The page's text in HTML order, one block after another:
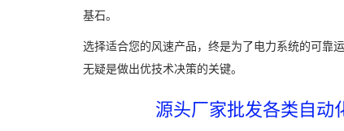
基石。
选择适合您的风速产品，终是为了电力系统的可靠
无疑是做出优技术决策的关键。
源头厂家批发各类自动